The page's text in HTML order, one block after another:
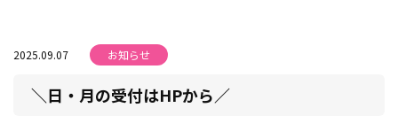
2025.09.07 お知らせ
＼日・月の受付はHPから／